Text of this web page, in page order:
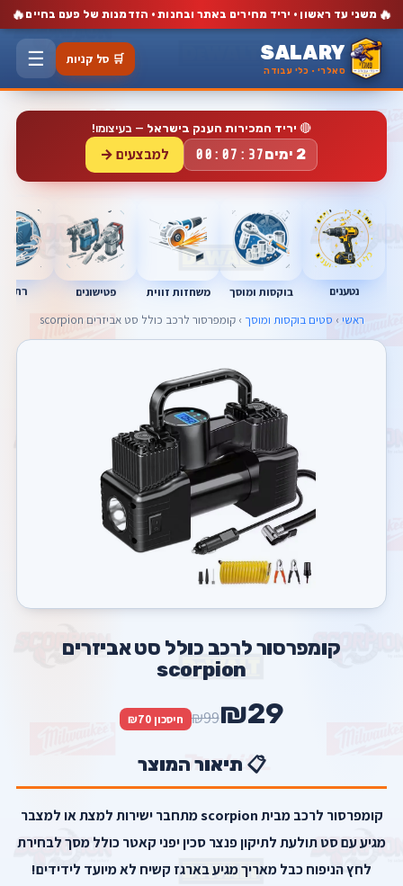
🔥 משני עד ראשון · יריד מחירים באתר ובחנות · הזדמנות של פעם בחיים🔥
SALARY
סאלרי · כלי עבודה
🛒 סל קניות ☰
🔴 יריד המכירות הענק בישראל — בעיצומו!
2 ימים 00:07:36 למבצעים →
נטענים בוקסות ומוסך משחזות זווית פטישונים
ראשי › סטים בוקסות ומוסך › קומפרסור לרכב כולל סט אביזרים scorpion
קומפרסור לרכב כולל סט אביזרים
scorpion
₪29
₪99 חיסכון ₪70
📋 תיאור המוצר
קומפרסור לרכב מבית scorpion מתחבר ישירות למצת או למצבר
מגיע עם סט תולעת לתיקון פנצר סכין יפני קאטר כולל מסך לבחירת
לחץ הניפוח כבל מאריך מגיע בארגז קשיח לא מיועד לידידים!